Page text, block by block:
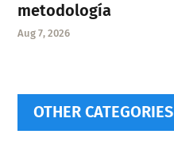
metodología
Aug 7, 2026
OTHER CATEGORIES